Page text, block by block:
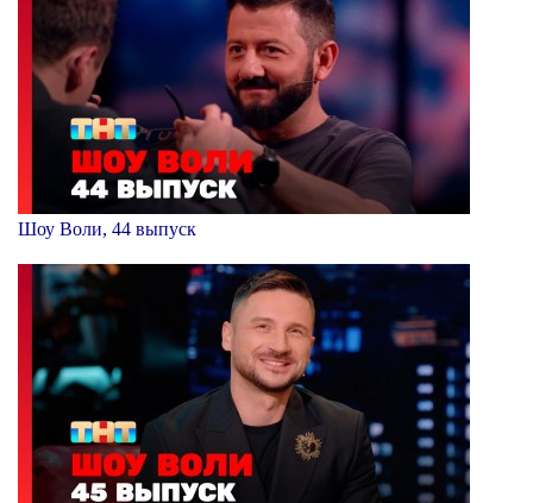
Шоу Воли, 44 выпуск